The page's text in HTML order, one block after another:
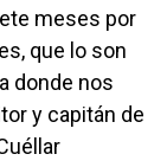
meses por
que lo son
donde nos
y capitán de